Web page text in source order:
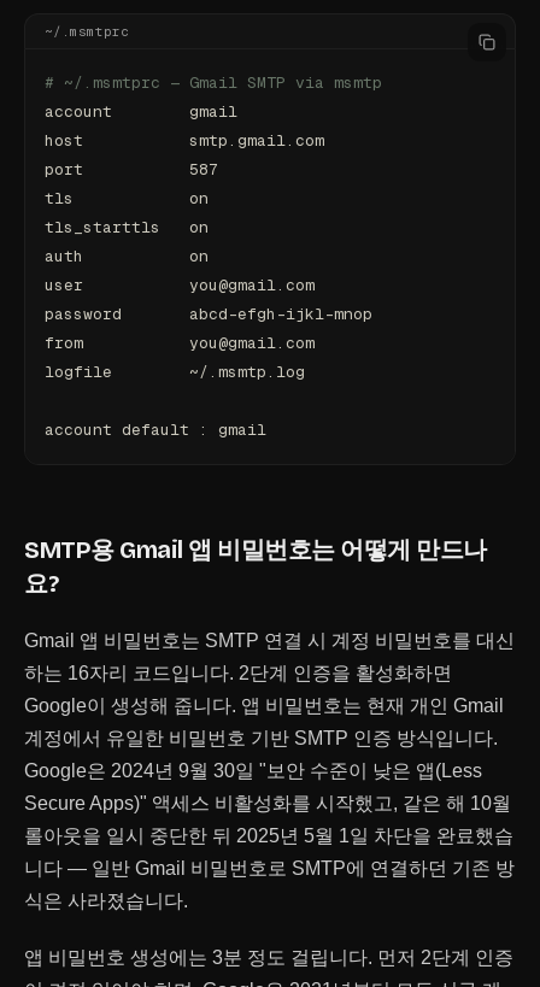
~/.msmtprc
# ~/.msmtprc — Gmail SMTP via msmtp
account        gmail
host           smtp.gmail.com
port           587
tls            on
tls_starttls   on
auth           on
user           you@gmail.com
password       abcd-efgh-ijkl-mnop
from           you@gmail.com
logfile        ~/.msmtp.log
account default : gmail
SMTP용 Gmail 앱 비밀번호는 어떻게 만드나
요?
Gmail 앱 비밀번호는 SMTP 연결 시 계정 비밀번호를 대신
하는 16자리 코드입니다. 2단계 인증을 활성화하면
Google이 생성해 줍니다. 앱 비밀번호는 현재 개인 Gmail
계정에서 유일한 비밀번호 기반 SMTP 인증 방식입니다.
Google은 2024년 9월 30일 "보안 수준이 낮은 앱(Less
Secure Apps)" 액세스 비활성화를 시작했고, 같은 해 10월
롤아웃을 일시 중단한 뒤 2025년 5월 1일 차단을 완료했습
니다 — 일반 Gmail 비밀번호로 SMTP에 연결하던 기존 방
식은 사라졌습니다.
앱 비밀번호 생성에는 3분 정도 걸립니다. 먼저 2단계 인증